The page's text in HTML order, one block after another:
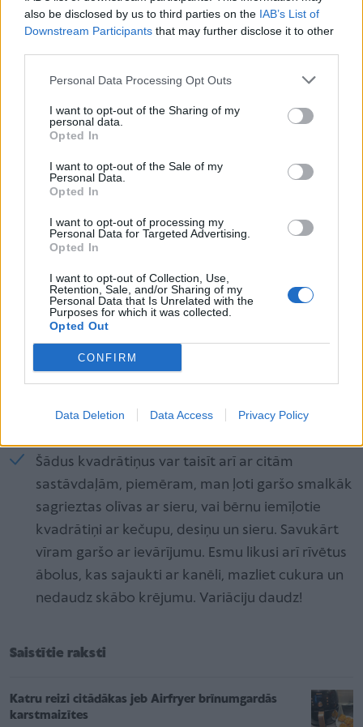
also be disclosed by us to third parties on the IAB’s List of
Downstream Participants that may further disclose it to other
Personal Data Processing Opt Outs
I want to opt-out of the Sharing of my
personal data.
Opted In
I want to opt-out of the Sale of my
Personal Data.
Opted In
I want to opt-out of processing my
Personal Data for Targeted Advertising.
Opted In
I want to opt-out of Collection, Use,
Retention, Sale, and/or Sharing of my
Personal Data that Is Unrelated with the
Purposes for which it was collected.
Opted Out
CONFIRM
Data Deletion Data Access Privacy Policy
CepAirfryerī190 grādos 5 minūtes.
Kā jau karstā gaisa fritierī, pārāk vieglas lietas
tiek papūstas uz vienu sānu, tāpēc kvadrātiem
virsū jāuzliek bagātīgāks pildījums, lai smagāki
Šādus kvadrātiņus var taisīt arī ar citām
sastāvdaļām, piemēram, man ļoti garšo smalkāk
sagrieztas olīvas ar sieru, vai bērnu iemīļotie
kvadrātiņi ar kečupu, desiņu un sieru. Savukārt
vīram garšo ar ievārījumu. Esmu likusi arī rīvētus
ābolus, kas sajaukti ar kanēli, mazliet cukura un
nedaudz skābo krējumu. Variāciju daudz!
Saistītie raksti
Katru reizi citādākas jeb Airfryer brīnumgardās
karstmaizītes